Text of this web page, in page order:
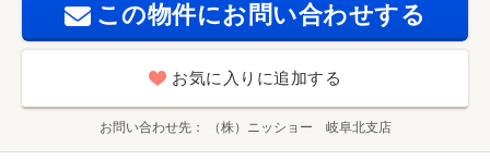
この物件にお問い合わせする
お気に入りに追加する
お問い合わせ先 （株）ニッショー 岐阜北支店